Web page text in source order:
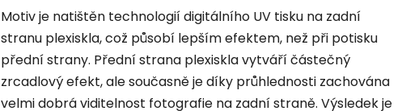
Motiv je natištěn technologií digitálního UV tisku na zadní
stranu plexiskla, což působí lepším efektem, než při potisku
přední strany. Přední strana plexiskla vytváří částečný
zrcadlový efekt, ale současně je díky průhlednosti zachována
velmi dobrá viditelnost fotografie na zadní straně. Výsledek je